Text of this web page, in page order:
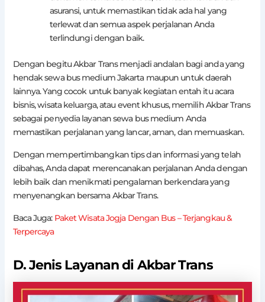
asuransi, untuk memastikan tidak ada hal yang
terlewat dan semua aspek perjalanan Anda
terlindungi dengan baik.
Dengan begitu Akbar Trans menjadi andalan bagi anda yang
hendak sewa bus medium Jakarta maupun untuk daerah
lainnya. Yang cocok untuk banyak kegiatan entah itu acara
bisnis, wisata keluarga, atau event khusus, memilih Akbar Trans
sebagai penyedia layanan sewa bus medium Anda
memastikan perjalanan yang lancar, aman, dan memuaskan.
Dengan mempertimbangkan tips dan informasi yang telah
dibahas, Anda dapat merencanakan perjalanan Anda dengan
lebih baik dan menikmati pengalaman berkendara yang
menyenangkan bersama Akbar Trans.
Baca Juga: Paket Wisata Jogja Dengan Bus – Terjangkau &
Terpercaya
D. Jenis Layanan di Akbar Trans